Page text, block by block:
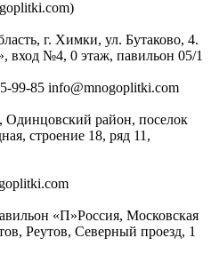
г. Химки, ул. Бутаково, 4.
вход №4, 0 этаж, павильон 05/1
99-85 info@mnogoplitki.com
район, поселок
строение 18, ряд 11,
«П»Россия, Московская
Реутов, Северный проезд, 1